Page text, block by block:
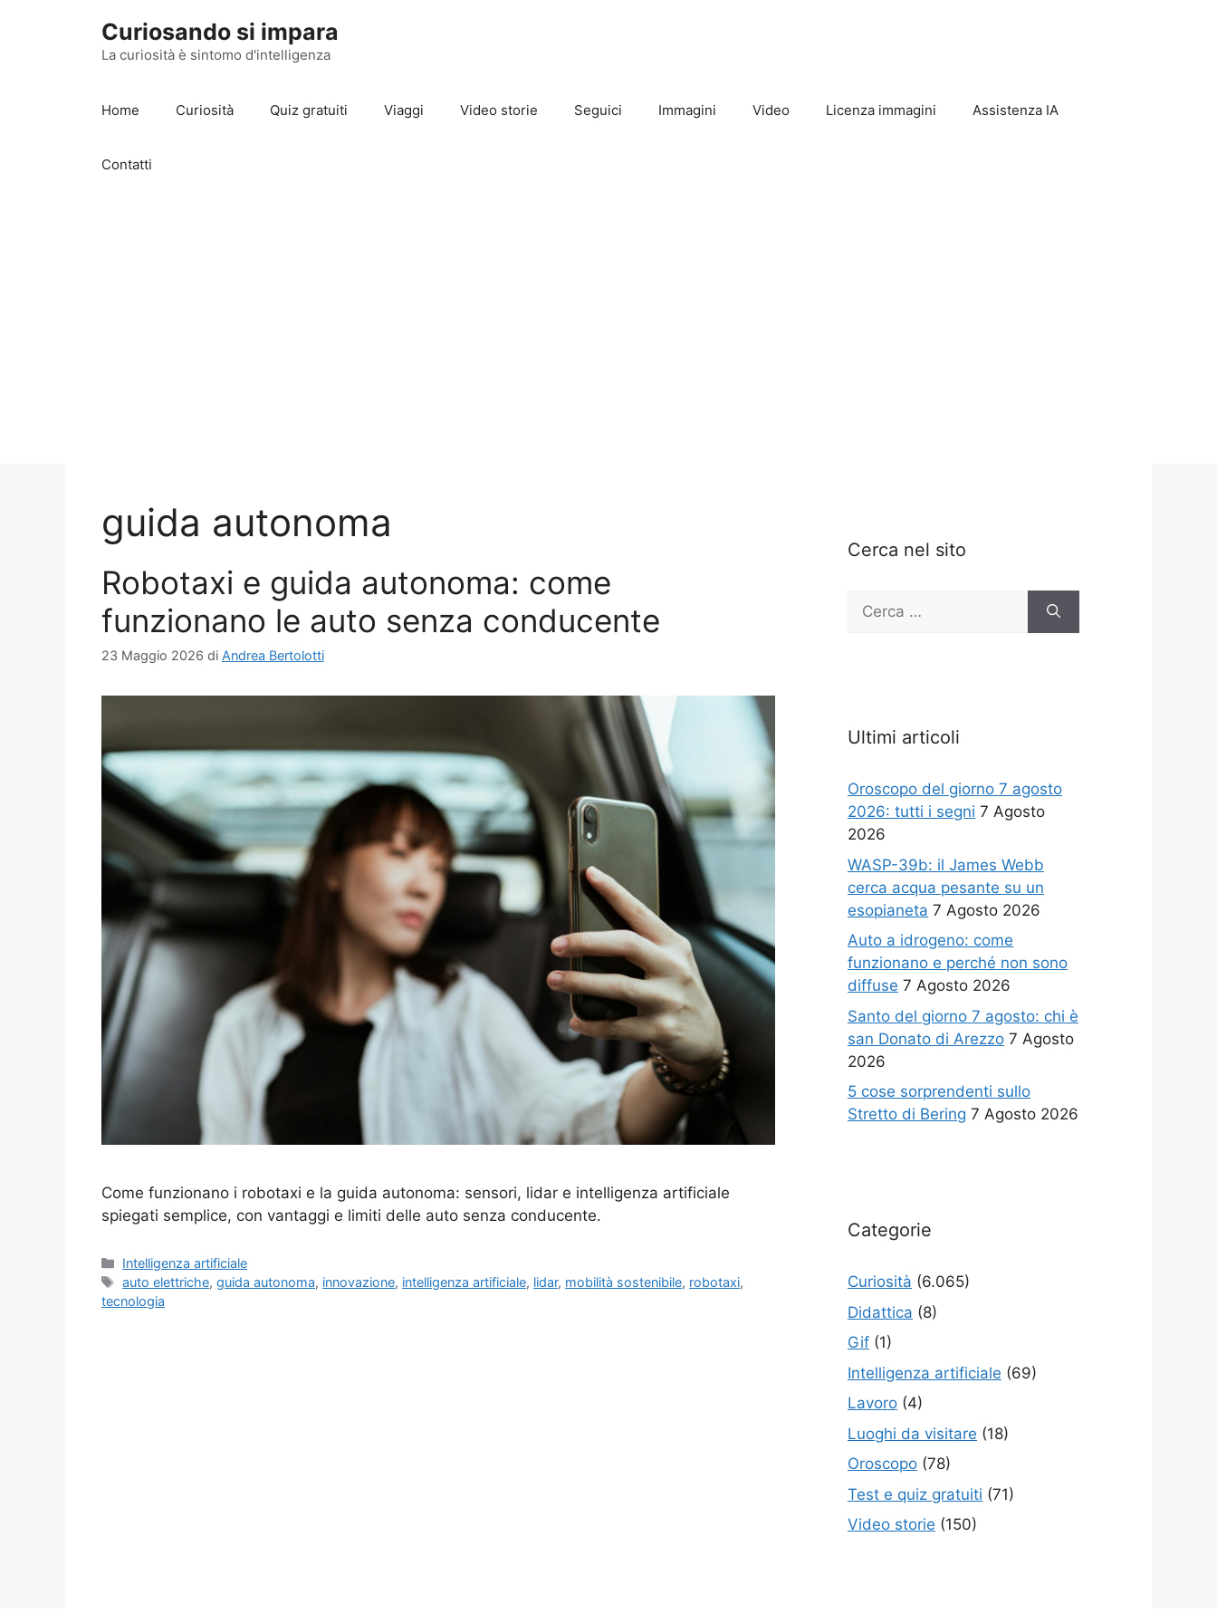
Curiosando si impara
La curiosità è sintomo d'intelligenza
Home Curiosità Quiz gratuiti Viaggi Video storie Seguici Immagini Video Licenza immagini Assistenza IA
Contatti
guida autonoma
Robotaxi e guida autonoma: come
funzionano le auto senza conducente
23 Maggio 2026 di Andrea Bertolotti
Come funzionano i robotaxi e la guida autonoma: sensori, lidar e intelligenza artificiale
spiegati semplice, con vantaggi e limiti delle auto senza conducente.
Categorie
Intelligenza artificiale
Tag
auto elettriche,guida autonoma, innovazione, intelligenza artificiale, lidar, mobilità sostenibile, robotaxi,
tecnologia
Cerca nel sito
Ricerca
Ultimi articoli
Oroscopo del giorno 7 agosto
2026: tutti i segni 7 Agosto
2026
WASP-39b: il James Webb
cerca acqua pesante su un
esopianeta 7 Agosto 2026
Auto a idrogeno: come
funzionano e perché non sono
diffuse 7 Agosto 2026
Santo del giorno 7 agosto: chi è
san Donato di Arezzo 7 Agosto
2026
5 cose sorprendenti sullo
Stretto di Bering 7 Agosto 2026
Categorie
Curiosità (6.065)
Didattica (8)
Gif (1)
Intelligenza artificiale (69)
Lavoro (4)
Luoghi da visitare (18)
Oroscopo (78)
Test e quiz gratuiti (71)
Video storie (150)